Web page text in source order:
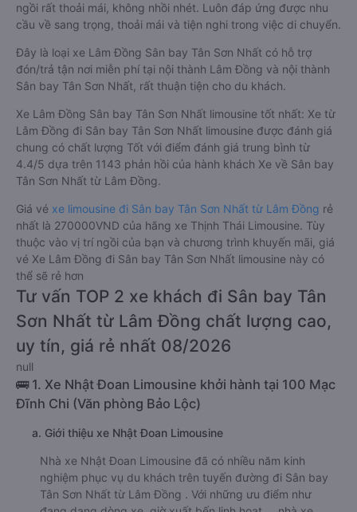
ngồi rất thoải mái, không nhồi nhét. Luôn đáp ứng được nhu
cầu về sang trọng, thoải mái và tiện nghi trong việc di chuyển.
Đây là loại xe Lâm Đồng Sân bay Tân Sơn Nhất có hỗ trợ
đón/trả tận nơi miễn phí tại nội thành Lâm Đồng và nội thành
Sân bay Tân Sơn Nhất, rất thuận tiện cho du khách.
Xe Lâm Đồng Sân bay Tân Sơn Nhất limousine tốt nhất: Xe từ
Lâm Đồng đi Sân bay Tân Sơn Nhất limousine được đánh giá
chung có chất lượng Tốt với điểm đánh giá trung bình từ
4.4/5 dựa trên 1143 phản hồi của hành khách Xe về Sân bay
Tân Sơn Nhất từ Lâm Đồng.
Giá vé xe limousine đi Sân bay Tân Sơn Nhất từ Lâm Đồng rẻ
nhất là 270000VND của hãng xe Thịnh Thái Limousine. Tùy
thuộc vào vị trí ngồi của bạn và chương trình khuyến mãi, giá
vé Xe Lâm Đồng đi Sân bay Tân Sơn Nhất limousine này có
thể sẽ rẻ hơn
Tư vấn TOP 2 xe khách đi Sân bay Tân
Sơn Nhất từ Lâm Đồng chất lượng cao,
uy tín, giá rẻ nhất 08/2026
null
🚌 1. Xe Nhật Đoan Limousine khởi hành tại 100 Mạc
Đĩnh Chi (Văn phòng Bảo Lộc)
a. Giới thiệu xe Nhật Đoan Limousine
Nhà xe Nhật Đoan Limousine đã có nhiều năm kinh
nghiệm phục vụ du khách trên tuyến đường đi Sân bay
Tân Sơn Nhất từ Lâm Đồng . Với những ưu điểm như